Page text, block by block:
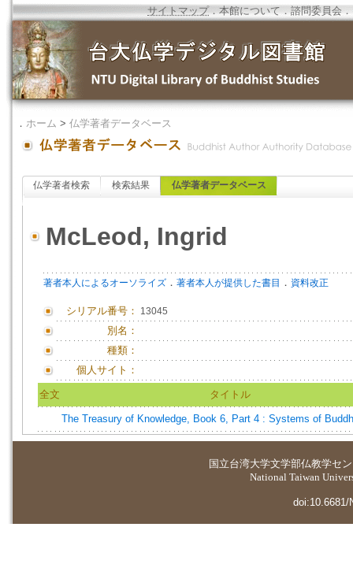
サイトマップ．本館について ．諮問委員会 ．
． ホーム > 仏学著者データベース
仏学著者検索 検索結果 仏学著者データベース
McLeod, Ingrid
著者本人によるオーソライズ ． 著者本人が提供した書目 ． 資料改正
シリアル番号： 13045
別名：
種類：
個人サイト：
全文 タイトル
The Treasury of Knowledge, Book 6, Part 4 : Systems of
国立台湾大学文学部仏教学セ
National Taiwan
doi:10.6681/